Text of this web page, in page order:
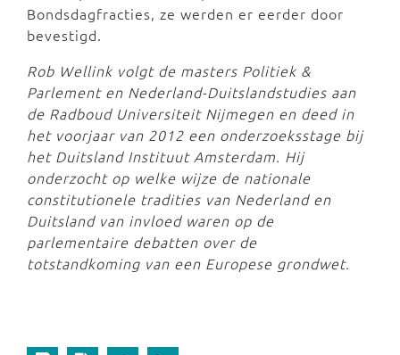
Bondsdagfracties, ze werden er eerder door
bevestigd.
Rob Wellink volgt de masters Politiek &
Parlement en Nederland-Duitslandstudies aan
de Radboud Universiteit Nijmegen en deed in
het voorjaar van 2012 een onderzoeksstage bij
het Duitsland Instituut Amsterdam. Hij
onderzocht op welke wijze de nationale
constitutionele tradities van Nederland en
Duitsland van invloed waren op de
parlementaire debatten over de
totstandkoming van een Europese grondwet.